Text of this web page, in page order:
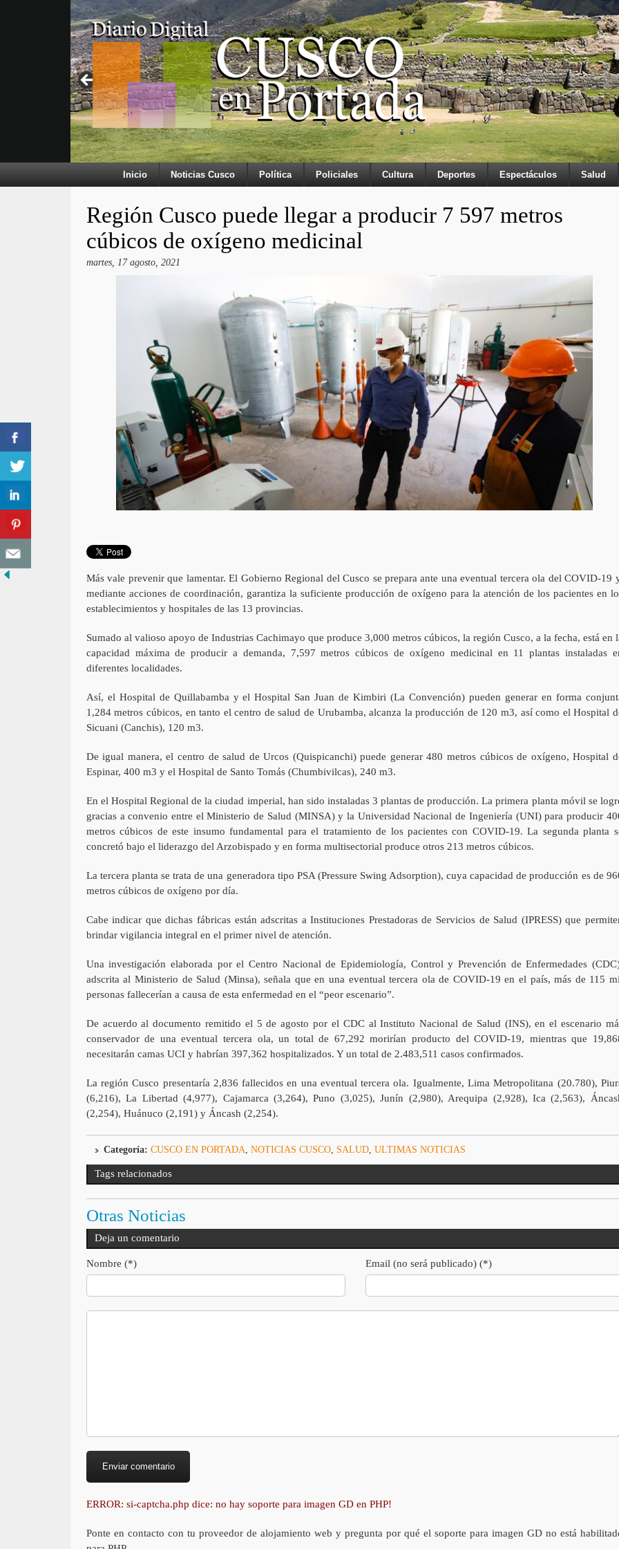
Inicio Noticias Cusco Política Policiales Cultura Deportes Espectáculos Salud
Región Cusco puede llegar a producir 7 597 metros
cúbicos de oxígeno medicinal
martes, 17 agosto, 2021
Más vale prevenir que lamentar. El Gobierno Regional del Cusco se prepara ante una eventual tercera ola del COVID-19
mediante acciones de coordinación, garantiza la suficiente producción de oxígeno para la atención de los pacientes en
establecimientos y hospitales de las 13 provincias.
Sumado al valioso apoyo de Industrias Cachimayo que produce 3,000 metros cúbicos, la región Cusco, a la fecha, está en
capacidad máxima de producir a demanda, 7,597 metros cúbicos de oxígeno medicinal en 11 plantas instaladas
diferentes localidades.
Así, el Hospital de Quillabamba y el Hospital San Juan de Kimbiri (La Convención) pueden generar en forma
1,284 metros cúbicos, en tanto el centro de salud de Urubamba, alcanza la producción de 120 m3, así como el Hospital
Sicuani (Canchis), 120 m3.
De igual manera, el centro de salud de Urcos (Quispicanchi) puede generar 480 metros cúbicos de oxígeno, Hospital
Espinar, 400 m3 y el Hospital de Santo Tomás (Chumbivilcas), 240 m3.
En el Hospital Regional de la ciudad imperial, han sido instaladas 3 plantas de producción. La primera planta móvil se
gracias a convenio entre el Ministerio de Salud (MINSA) y la Universidad Nacional de Ingeniería (UNI) para producir
metros cúbicos de este insumo fundamental para el tratamiento de los pacientes con COVID-19. La segunda planta
concretó bajo el liderazgo del Arzobispado y en forma multisectorial produce otros 213 metros cúbicos.
La tercera planta se trata de una generadora tipo PSA (Pressure Swing Adsorption), cuya capacidad de producción es de
metros cúbicos de oxígeno por día.
Cabe indicar que dichas fábricas están adscritas a Instituciones Prestadoras de Servicios de Salud (IPRESS) que
brindar vigilancia integral en el primer nivel de atención.
Una investigación elaborada por el Centro Nacional de Epidemiología, Control y Prevención de Enfermedades
adscrita al Ministerio de Salud (Minsa), señala que en una eventual tercera ola de COVID-19 en el país, más de 115
personas fallecerían a causa de esta enfermedad en el “peor escenario”.
De acuerdo al documento remitido el 5 de agosto por el CDC al Instituto Nacional de Salud (INS), en el escenario
conservador de una eventual tercera ola, un total de 67,292 morirían producto del COVID-19, mientras que
necesitarán camas UCI y habrían 397,362 hospitalizados. Y un total de 2.483,511 casos confirmados.
La región Cusco presentaría 2,836 fallecidos en una eventual tercera ola. Igualmente, Lima Metropolitana (20.780),
(6,216), La Libertad (4,977), Cajamarca (3,264), Puno (3,025), Junín (2,980), Arequipa (2,928), Ica (2,563),
(2,254), Huánuco (2,191) y Áncash (2,254).
Categoría: CUSCO EN PORTADA NOTICIAS CUSCO, SALUD, ULTIMAS NOTICIAS
Tags relacionados
Otras Noticias
Deja un comentario
Nombre (*) Email (no será publicado) (*)
ERROR: si-captcha.php dice: no hay soporte para imagen GD en PHP!
Ponte en contacto con tu proveedor de alojamiento web y pregunta por qué el soporte para imagen GD no está